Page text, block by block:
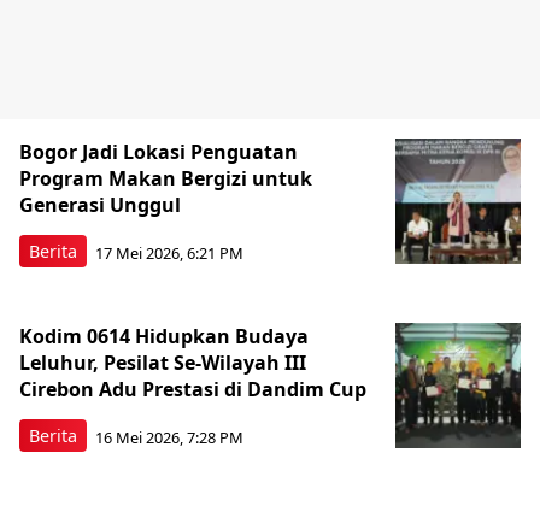
Berita
Bogor Jadi Lokasi Penguatan
Program Makan Bergizi untuk
Generasi Unggul
17 Mei 2026, 6:21 PM
Berita
Kodim 0614 Hidupkan Budaya
Leluhur, Pesilat Se-Wilayah III
Cirebon Adu Prestasi di Dandim Cup
16 Mei 2026, 7:28 PM